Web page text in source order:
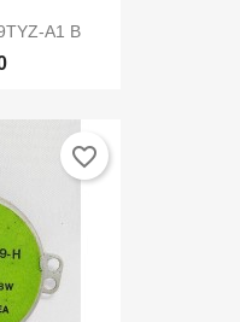
A1 B
favorite_border